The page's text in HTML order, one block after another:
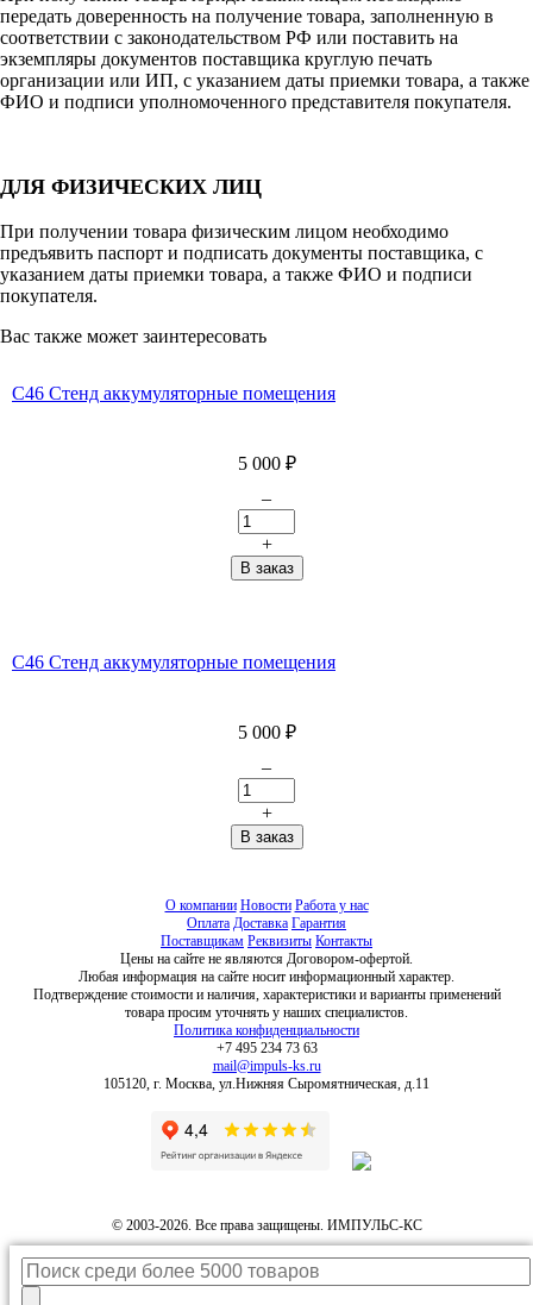
передать доверенность на получение товара, заполненную в
соответствии с законодательством РФ или поставить на
экземпляры документов поставщика круглую печать
организации или ИП, с указанием даты приемки товара, а также
ФИО и подписи уполномоченного представителя покупателя.
ДЛЯ ФИЗИЧЕСКИХ ЛИЦ
При получении товара физическим лицом необходимо
предъявить паспорт и подписать документы поставщика, с
указанием даты приемки товара, а также ФИО и подписи
покупателя.
Вас также может заинтересовать
С46 Стенд аккумуляторные помещения
5 000 ₽
–
+
С46 Стенд аккумуляторные помещения
5 000 ₽
–
+
О компании Новости Работа у нас
Оплата Доставка Гарантия
Поставщикам Реквизиты Контакты
Цены на сайте не являются Договором-офертой.
Любая информация на сайте носит информационный характер.
Подтверждение стоимости и наличия, характеристики и варианты применений
товара просим уточнять у наших специалистов.
Политика конфиденциальности
+7 495 234 73 63
mail@impuls-ks.ru
105120, г. Москва, ул.Нижняя Сыромятническая, д.11
© 2003-2026. Все права защищены. ИМПУЛЬС-КС